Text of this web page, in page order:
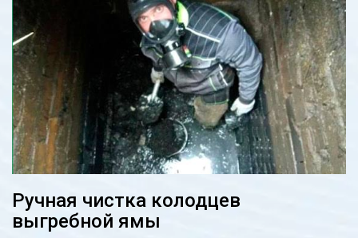
Ручная чистка колодцев
выгребной ямы